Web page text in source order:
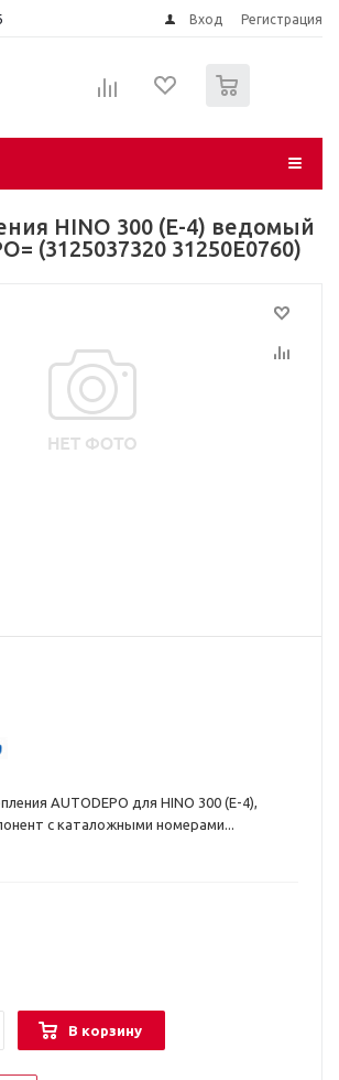
Вход Регистрация
HINO 300 (E-4) ведомый
(3125037320 31250E0760)
AUTODEPO для HINO 300 (E-4),
с каталожными номерами...
В корзину